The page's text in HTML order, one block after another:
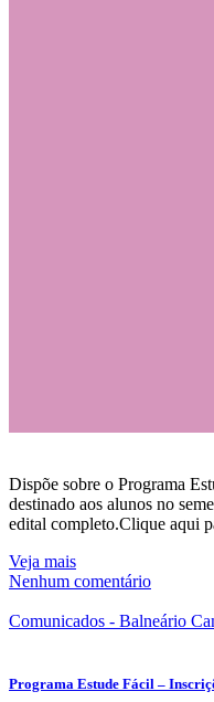
Dispõe sobre o Programa
destinado aos alunos no
edital completo.Clique aqui
Veja mais
Nenhum comentário
Comunicados - Balneário
Programa Estude Fácil –